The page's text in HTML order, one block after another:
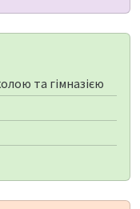
та гімназією